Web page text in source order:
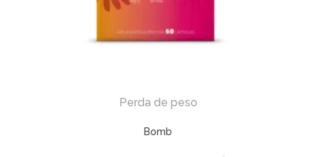
Perda de peso
Bomb